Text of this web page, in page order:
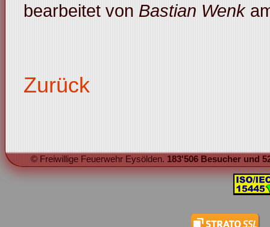
bearbeitet von Bastian Wenk
Zurück
© Freiwillige Feuerwehr Eysölden. 183'506 Besucher und